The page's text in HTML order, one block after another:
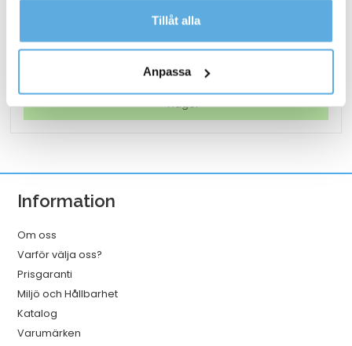
Läs mer i vår integritetspolicy om vilka vi är, hur du
kontaktar oss och på vilket sätt vi behandlar
Tillåt alla
Anpassa
2x125mic
mängd
Köp nu
I lager
Information
Om oss
Varför välja oss?
Prisgaranti
Miljö och Hållbarhet
Katalog
Varumärken